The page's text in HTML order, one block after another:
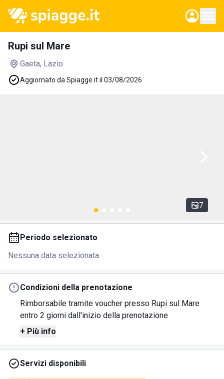
Rupi sul Mare
Gaeta, Lazio
Aggiornato da Spiagge.it il 03/08/2026
7
Periodo selezionato
Nessuna data selezionata
Condizioni della prenotazione
Rimborsabile tramite voucher presso Rupi sul Mare
entro 2 giorni dall'inizio della prenotazione
+ Più info
Servizi disponibili